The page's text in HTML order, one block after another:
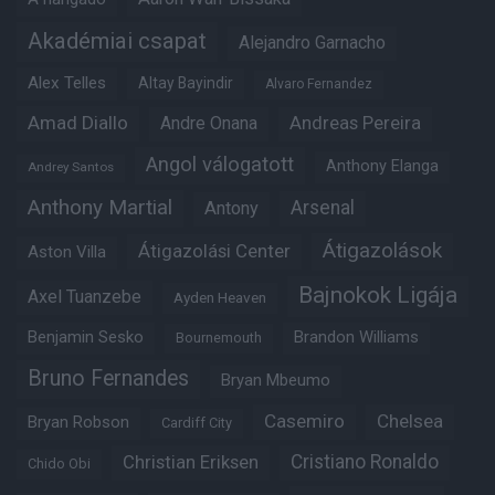
Akadémiai csapat Alejandro Garnacho
Alex Telles Altay Bayindir Alvaro Fernandez
Amad Diallo Andre Onana Andreas Pereira
Andrey Santos Angol válogatott Anthony Elanga
Anthony Martial Antony Arsenal
Aston Villa Átigazolási Center Átigazolások
Axel Tuanzebe Ayden Heaven Bajnokok Ligája
Benjamin Sesko Bournemouth Brandon Williams
Bruno Fernandes Bryan Mbeumo
Bryan Robson Cardiff City Casemiro Chelsea
Chido Obi Christian Eriksen Cristiano Ronaldo